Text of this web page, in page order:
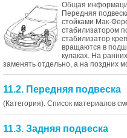
Общая
Передняя
стойками Мак-
стабилизатором
стабилизатор
вращаются в
кулаках. На
заменять отдельно, а на поздних
11.2. Передняя подвеска
(Категория). Список материалов
11.3. Задняя подвеска